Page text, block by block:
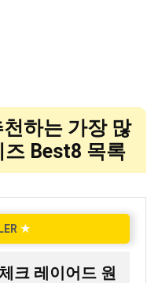
하는 가장 많
Best8 목록
★
크 레이어드 원